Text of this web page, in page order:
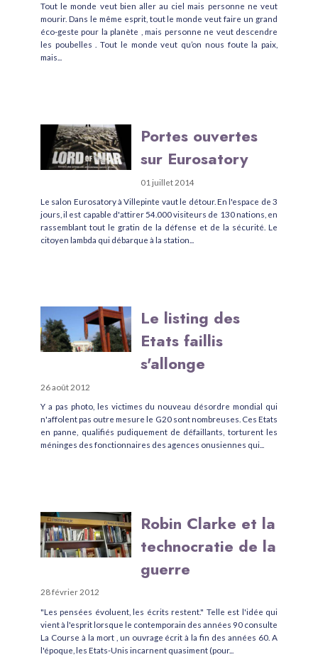
Tout le monde veut bien aller au ciel mais personne ne veut
mourir. Dans le même esprit, tout le monde veut faire un grand
éco-geste pour la planète , mais personne ne veut descendre
les poubelles . Tout le monde veut qu’on nous foute la paix,
mais...
Portes ouvertes
sur Eurosatory
01 juillet 2014
Le salon Eurosatory à Villepinte vaut le détour. En l'espace de 3
jours, il est capable d'attirer 54.000 visiteurs de 130 nations, en
rassemblant tout le gratin de la défense et de la sécurité. Le
citoyen lambda qui débarque à la station...
Le listing des
Etats faillis
s'allonge
26 août 2012
Y a pas photo, les victimes du nouveau désordre mondial qui
n'affolent pas outre mesure le G20 sont nombreuses. Ces Etats
en panne, qualifiés pudiquement de défaillants, torturent les
méninges des fonctionnaires des agences onusiennes qui...
Robin Clarke et la
technocratie de la
guerre
28 février 2012
"Les pensées évoluent, les écrits restent." Telle est l'idée qui
vient à l'esprit lorsque le contemporain des années 90 consulte
La Course à la mort , un ouvrage écrit à la fin des années 60. A
l'époque, les Etats-Unis incarnent quasiment (pour...